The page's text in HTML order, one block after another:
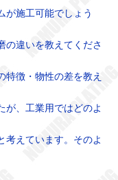
が施工可能でしょう
の違いを教えてくださ
特徴・物性の差を教え
が、工業用ではどのよ
考えています。そのよ